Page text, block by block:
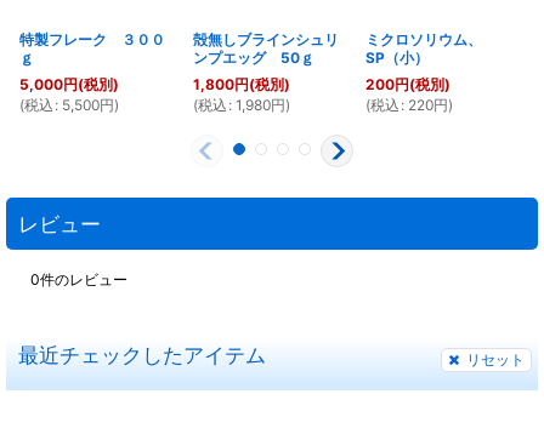
特製フレーク ３００
ｇ
5,000円(税別)
(税込 : 5,500円)
殻無しブラインシュリ
ンプエッグ 50ｇ
1,800円(税別)
(税込 : 1,980円)
ミクロソリウム、
SP（小）
200円(税別)
(税込 : 220円)
レビュー
0件のレビュー
最近チェックしたアイテム リセット